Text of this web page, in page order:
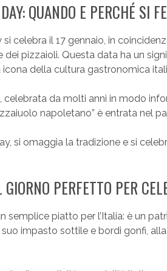
QUANDO E PERCHÉ SI
si celebra il 17 gennaio, in
dei pizzaioli. Questa data ha un
icona della cultura gastronomica
celebrata da molti anni in modo
napoletano” è entrata nel
si omaggia la tradizione e si
GIORNO PERFETTO PER
semplice piatto per l’Italia: è un
impasto sottile e bordi gonfi,